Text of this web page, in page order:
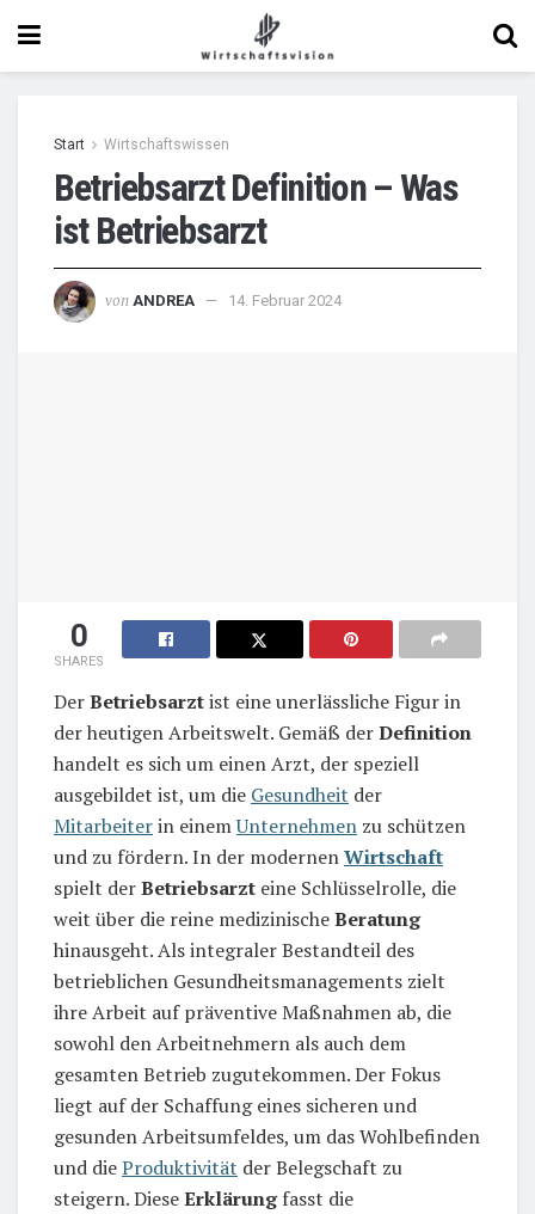
Start Wirtschaftswissen
Betriebsarzt Definition – Was
ist Betriebsarzt
von ANDREA 14. Februar 2024
0
SHARES
DerBetriebsarztist eine unerlässliche Figur in
der heutigen Arbeitswelt. Gemäß derDefinition
handelt es sich um einen Arzt, der speziell
ausgebildet ist, um die Gesundheit der
Mitarbeiterin einemUnternehmen zu schützen
und zu fördern. In der modernenWirtschaft
spielt derBetriebsarzt eine Schlüsselrolle, die
weit über die reine medizinischeBeratung
hinausgeht. Als integraler Bestandteil des
betrieblichen Gesundheitsmanagements zielt
ihre Arbeit auf präventive Maßnahmen ab, die
sowohl den Arbeitnehmern als auch dem
gesamten Betrieb zugutekommen. Der Fokus
liegt auf der Schaffung eines sicheren und
gesunden Arbeitsumfeldes, um das Wohlbefinden
und dieProduktivität der Belegschaft zu
steigern. DieseErklärungfasst die